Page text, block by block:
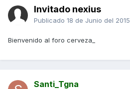
Invitado nexius
Publicado 18 de Junio del 2015
Bienvenido al foro cerveza_
Santi_Tgna